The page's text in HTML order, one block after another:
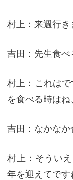
村上：来週行き
吉田：先生食べ
村上：これは
を食べる時はね
吉田：なかなか
村上：そうい
年を迎えてです